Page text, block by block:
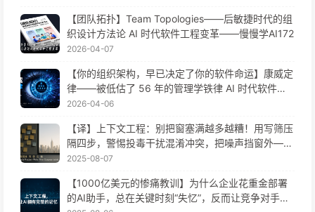
【团队拓扑】Team Topologies——后敏捷时代的组
织设计方法论 AI 时代软件工程变革——慢慢学AI172
2026-04-07
【你的组织架构，早已决定了你的软件命运】康威定
律——被低估了 56 年的管理学铁律 AI 时代软件工
程变革——慢慢学AI171
2026-04-06
【译】上下文工程：别把窗塞满越多越糟！用写筛压
隔四步，警惕投毒干扰混淆冲突，把噪声挡窗外——
慢慢学AI170
2025-08-07
【1000亿美元的惨痛教训】为什么企业花重金部署
的AI助手，总在关键时刻“失忆”，反而让竞争对手实